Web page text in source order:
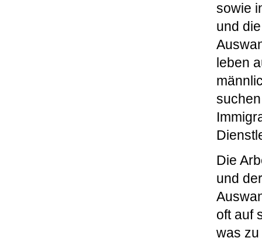
sowie
und
leben
Die
und
oft auf
was